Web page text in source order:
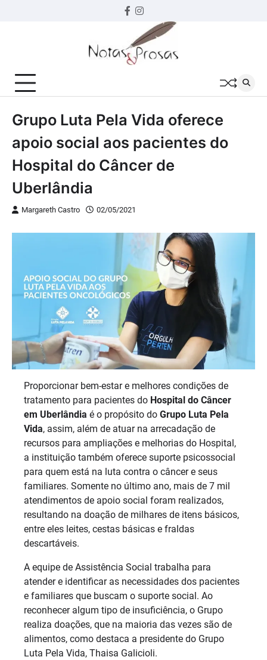
Facebook
instagram
Grupo Luta Pela Vida oferece
apoio social aos pacientes do
Hospital do Câncer de
Uberlândia
Margareth Castro 02/05/2021
Proporcionar bem-estar e melhores condições de
tratamento para pacientes do Hospital do Câncer
em Uberlândia é o propósito do Grupo Luta Pela
Vida, assim, além de atuar na arrecadação de
recursos para ampliações e melhorias do Hospital,
a instituição também oferece suporte psicossocial
para quem está na luta contra o câncer e seus
familiares. Somente no último ano, mais de 7 mil
atendimentos de apoio social foram realizados,
resultando na doação de milhares de itens básicos,
entre eles leites, cestas básicas e fraldas
descartáveis.
A equipe de Assistência Social trabalha para
atender e identificar as necessidades dos pacientes
e familiares que buscam o suporte social. Ao
reconhecer algum tipo de insuficiência, o Grupo
realiza doações, que na maioria das vezes são de
alimentos, como destaca a presidente do Grupo
Luta Pela Vida, Thaisa Galicioli.